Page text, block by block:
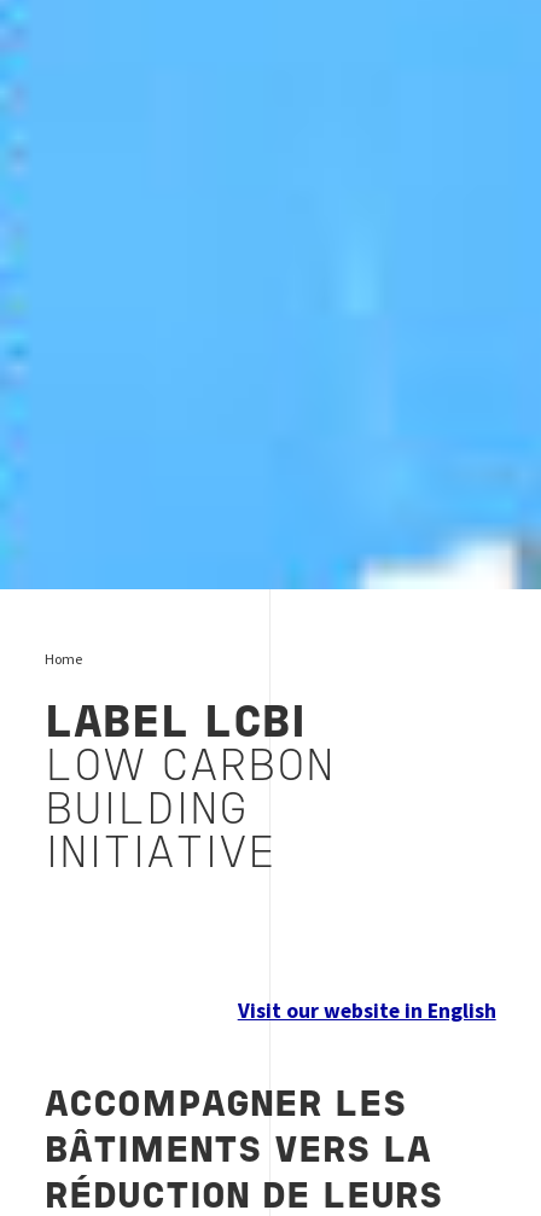
Home
LABEL LCBI
LOW CARBON
BUILDING
INITIATIVE
Visit our website in English
ACCOMPAGNER LES
BÂTIMENTS VERS LA
RÉDUCTION DE LEURS